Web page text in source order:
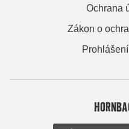
Ochrana
Zákon o